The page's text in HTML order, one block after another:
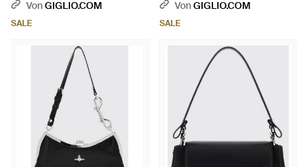
Monogramm-Muster Und Orb-
VonGIGLIO.COM
SALE
Leder - Natur
VonGIGLIO.COM
SALE